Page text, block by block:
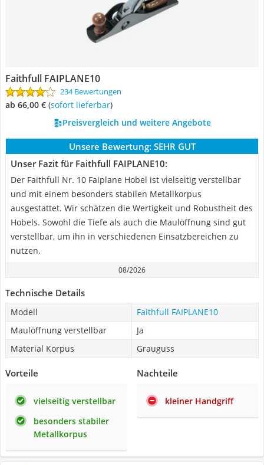
Faithfull FAIPLANE10
234 Bewertungen
ab 66,00 € ( Sofort lieferbar)
Preisvergleich und weitere Angebote
Unsere Bewertung: SEHR GUT
Unser Fazit für Faithfull FAIPLANE10:
Der Faithfull Nr. 10 Faiplane Hobel ist vielseitig verstellbar
und mit einem besonders stabilen Metallkorpus
ausgestattet. Wir schätzen die Wertigkeit und Robustheit des
Hobels. Sowohl die Tiefe als auch die Maulöffnung sind gut
verstellbar, um ihn in verschiedenen Einsatzbereichen zu
nutzen.
08/2026
Technische Details
Modell
Faithfull FAIPLANE10
Maulöffnung verstellbar
Ja
Material Korpus
Grauguss
Vorteile
vielseitig verstellbar
besonders stabiler
Metallkorpus
Nachteile
kleiner Handgriff